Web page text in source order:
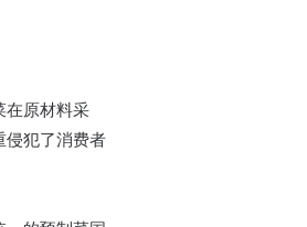
在原材料采
侵犯了消费者